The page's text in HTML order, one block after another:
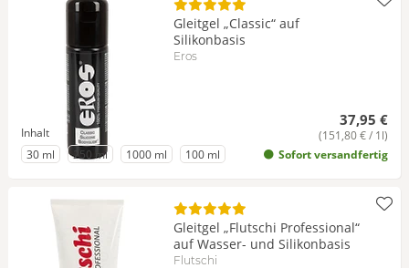
Gleitgel „Classic“ auf
Silikonbasis
Eros
37,95 €
(151,80 € / 1l)
Sofort versandfertig
Inhalt
zu Inhalt
30 ml zu Inhalt
250 ml zu Inhalt
1000 ml zu Inhalt
100 ml
Gleitgel „Flutschi Professional“
auf Wasser- und Silikonbasis
Flutschi